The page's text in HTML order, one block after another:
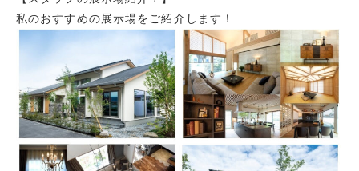
私のおすすめの展示場をご紹介します！